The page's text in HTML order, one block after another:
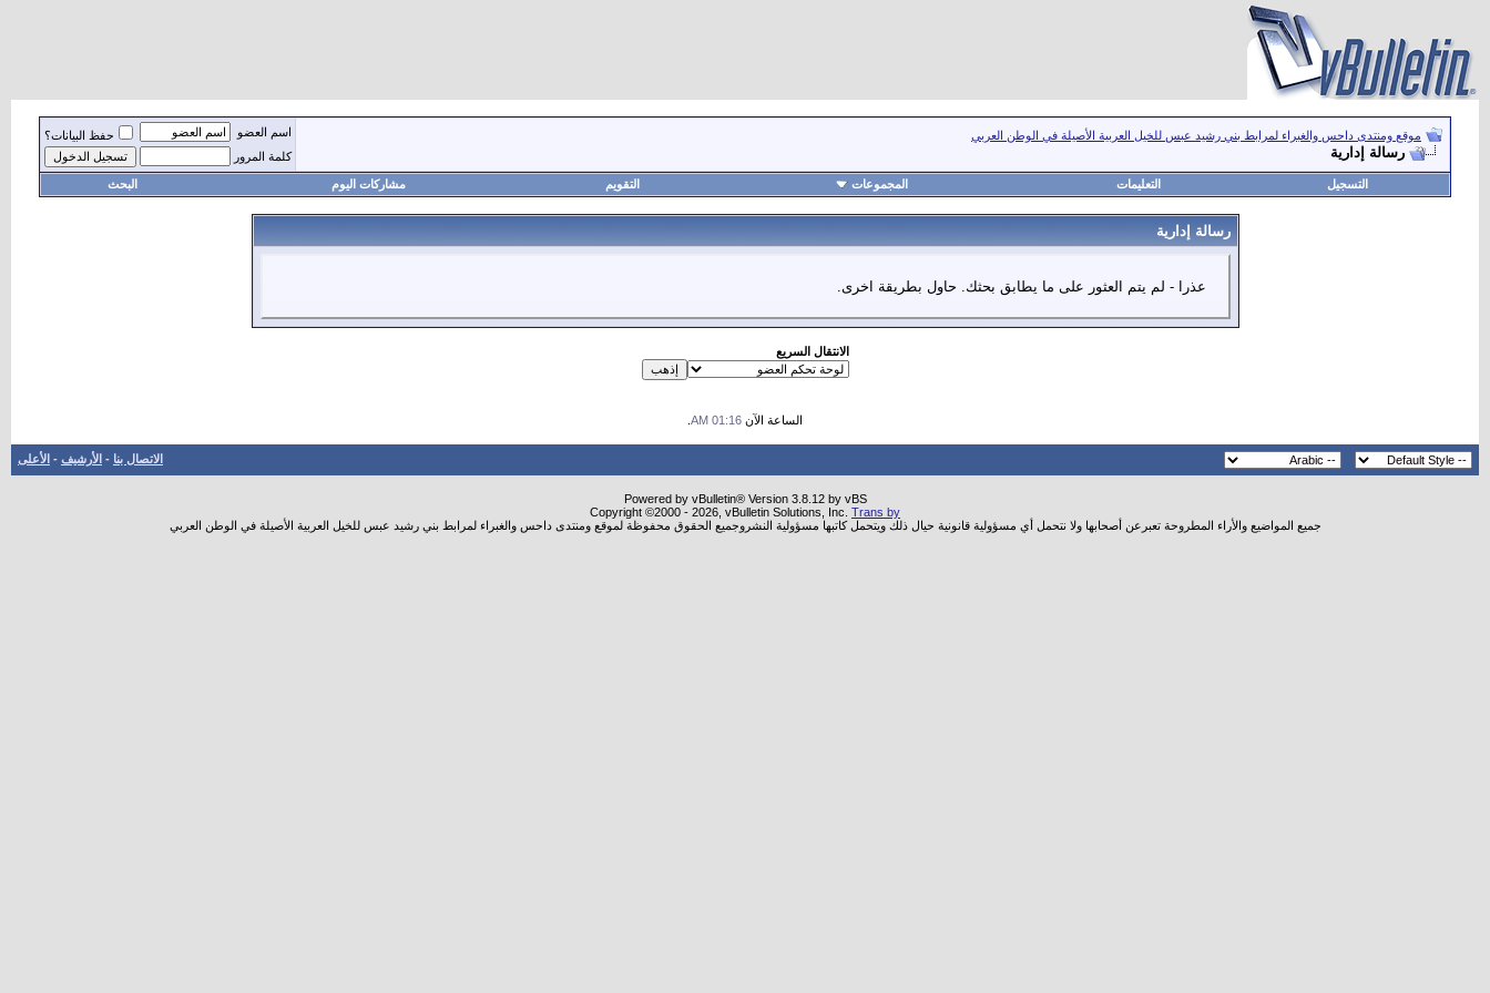
موقع ومنتدى داحس والغبراء لمرابط بني رشيد عبس للخيل العربية الأصيلة في الوطن العربي
رسالة إدارية
اسم العضو
حفظ البيانات؟
كلمة المرور
التسجيل التعليمات المجموعات التقويم مشاركات اليوم البحث
رسالة إدارية
عذرا - لم يتم العثور على ما يطابق بحثك. حاول بطريقة اخرى.
الانتقال السريع
الساعة الآن 01:16 AM
الاتصال بنا - الأرشيف - الأعلى
Powered by vBulletin® Version 3.8.12 by vBS
Copyright ©2000 - 2026, vBulletin Solutions, Inc. Trans by
جميع المواضيع والأراء المطروحة تعبرعن أصحابها ولا نتحمل أي مسؤولية قانونية حيال ذلك ويتحمل كاتبها مسؤولية النشروجميع الحقوق محفوظة لموقع ومنتدى داحس والغبراء لمرابط بني رشيد عبس للخيل العربية الأصيلة في الوطن العربي